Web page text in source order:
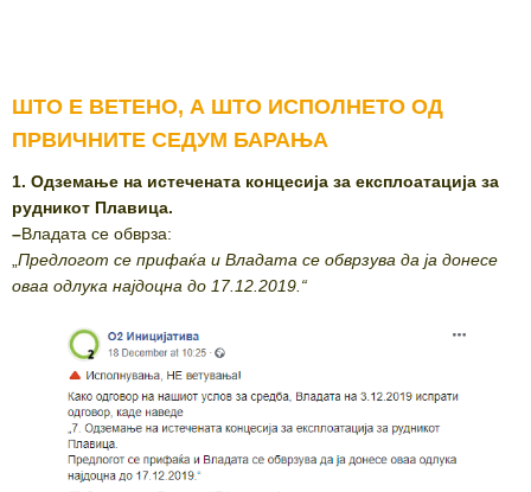
ШТО Е ВЕТЕНО, А ШТО ИСПОЛНЕТО ОД
ПРВИЧНИТЕ СЕДУМ БАРАЊА
1. Одземање на истечената концесија за експлоатација за
рудникот Плавица.
–Владата се обврза:
Предлогот се прифаќа и Владата се обврзува да ја донесе
оваа одлука најдоцна до 17.12.2019.“